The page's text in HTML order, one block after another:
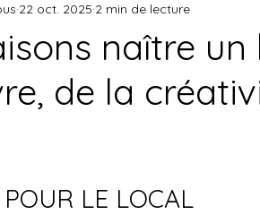
naître
de la
22 oct. 2025 2 min de lecture
LE LOCAL